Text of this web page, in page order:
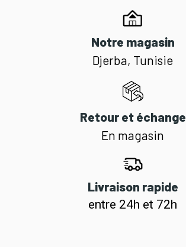
Notre magasin
Djerba, Tunisie
Retour et échange
En magasin
Livraison rapide
entre 24h et 72h